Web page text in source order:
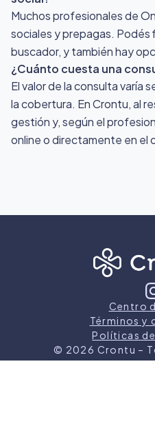
Muchos profesionales de
sociales y prepagas.
buscador, y también hay
¿Cuánto cuesta una
El valor de la consulta varía
la cobertura. En Crontu, al
gestión y, según el
online o directamente en el
Centro
Términos y
Políticas
© 2026 Crontu –